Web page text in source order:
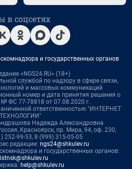
в соцсетях
и государственных органов
«NGS24.RU» (18+)
службой по надзору в сфере связи,
и массовых коммуникаций
номер и дата принятия решения о
№ ФС 77-78818 от 07.08.2020 г.
ответственностью "ИНТЕРНЕТ
ТЕХНОЛОГИИ"
Надежда Александровна
Красноярск, пр. Мира, 94, оф. 230,
252-99-53, 8 (999) 315-05-05
редакции: ngs24@shkulev.ru
и государственных органов:
help@shkulev.ru